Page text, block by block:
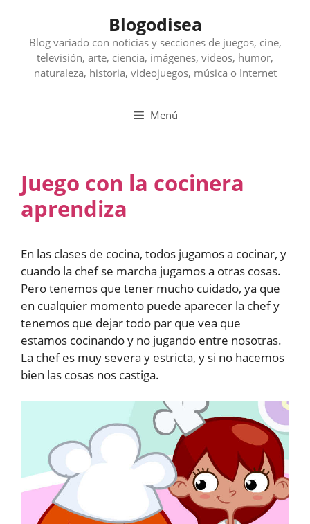
contenido
Blogodisea
Blog variado con noticias y secciones de juegos, cine,
televisión, arte, ciencia, imágenes, videos, humor,
naturaleza, historia, videojuegos, música o Internet
Menú
Juego con la cocinera
aprendiza
En las clases de cocina, todos jugamos a cocinar, y
cuando la chef se marcha jugamos a otras cosas.
Pero tenemos que tener mucho cuidado, ya que
en cualquier momento puede aparecer la chef y
tenemos que dejar todo par que vea que
estamos cocinando y no jugando entre nosotras.
La chef es muy severa y estricta, y si no hacemos
bien las cosas nos castiga.